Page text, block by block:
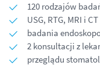
120 rodzajów
USG, RTG, MRI i
badania
2 konsultacji z
przeglądu